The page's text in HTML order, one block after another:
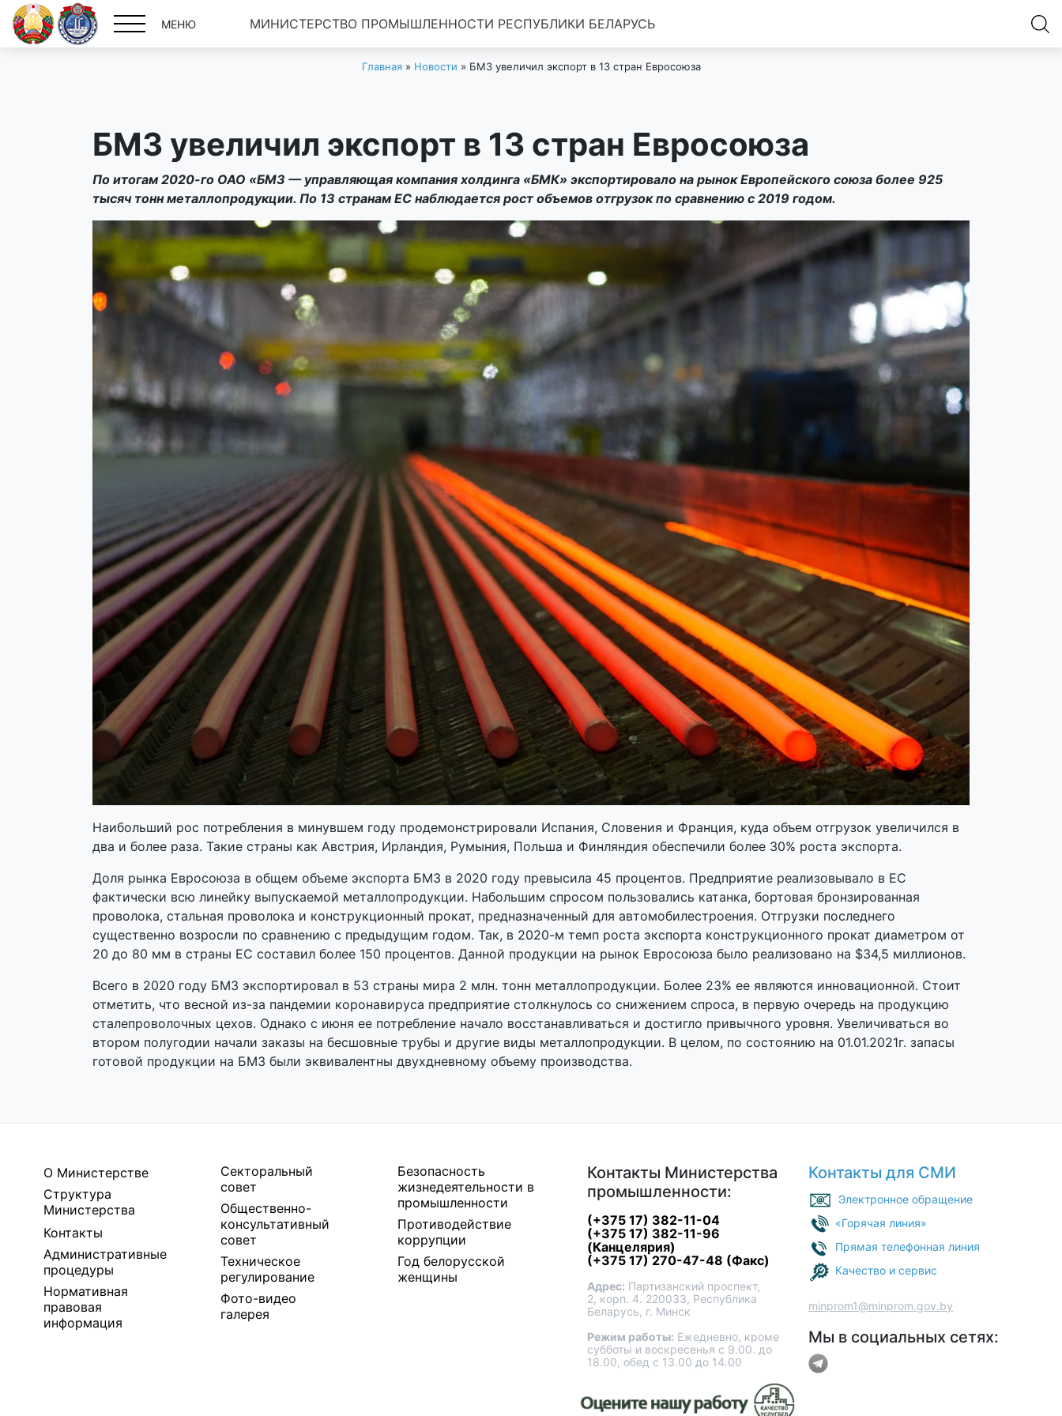
МЕНЮ МИНИСТЕРСТВО ПРОМЫШЛЕННОСТИ РЕСПУБЛИКИ БЕЛАРУСЬ
Главная» Новости » БМЗ увеличил экспорт в 13 стран Евросоюза
БМЗ увеличил экспорт в 13 стран Евросоюза
По итогам 2020-го ОАО «БМЗ — управляющая компания холдинга «БМК» экспортировало на рынок Европейского союза более 925
тысяч тонн металлопродукции. По 13 странам ЕС наблюдается рост объемов отгрузок по сравнению с 2019 годом.
Наибольший рос потребления в минувшем году продемонстрировали Испания, Словения и Франция, куда объем отгрузок увеличился в
два и более раза. Такие страны как Австрия, Ирландия, Румыния, Польша и Финляндия обеспечили более 30% роста экспорта.
Доля рынка Евросоюза в общем объеме экспорта БМЗ в 2020 году превысила 45 процентов. Предприятие реализовывало в ЕС
фактически всю линейку выпускаемой металлопродукции. Набольшим спросом пользовались катанка, бортовая бронзированная
проволока, стальная проволока и конструкционный прокат, предназначенный для автомобилестроения. Отгрузки последнего
существенно возросли по сравнению с предыдущим годом. Так, в 2020-м темп роста экспорта конструкционного прокат диаметром от
20 до 80 мм в страны ЕС составил более 150 процентов. Данной продукции на рынок Евросоюза было реализовано на $34,5 миллионов.
Всего в 2020 году БМЗ экспортировал в 53 страны мира 2 млн. тонн металлопродукции. Более 23% ее являются инновационной. Стоит
отметить, что весной из-за пандемии коронавируса предприятие столкнулось со снижением спроса, в первую очередь на продукцию
сталепроволочных цехов. Однако с июня ее потребление начало восстанавливаться и достигло привычного уровня. Увеличиваться во
втором полугодии начали заказы на бесшовные трубы и другие виды металлопродукции. В целом, по состоянию на 01.01.2021г. запасы
готовой продукции на БМЗ были эквивалентны двухдневному объему производства.
О Министерстве
Структура
Министерства
Контакты
Административные
процедуры
Нормативная
правовая
информация
Секторальный
совет
Общественно-
консультативный
совет
Техническое
регулирование
Фото-видео
галерея
Безопасность
жизнедеятельности в
промышленности
Противодействие
коррупции
Год белорусской
женщины
Контакты Министерства
промышленности:
(+375 17) 382-11-04
(+375 17) 382-11-96
(Канцелярия)
(+375 17) 270-47-48 (Факс)
Адрес: Партизанский проспект,
2, корп. 4. 220033, Республика
Беларусь, г. Минск
Режим работы: Ежедневно, кроме
субботы и воскресенья с 9.00. до
18.00, обед с 13.00 до 14.00
Контакты для СМИ
Электронное обращение
«Горячая линия»
Прямая телефонная линия
Качество и сервис
minprom1@minprom.gov.by
Мы в социальных сетях: